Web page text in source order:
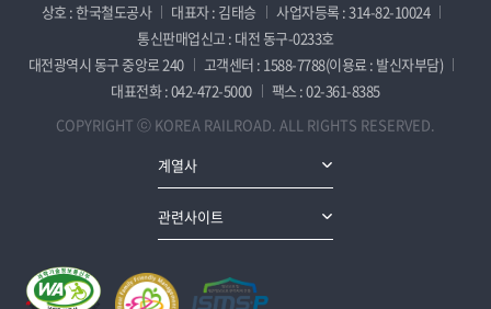
상호 : 한국철도공사 대표자 : 김태승
사업자등록 : 314-82-10024
통신판매업신고 : 대전 동구-0233호
대전광역시 동구 중앙로 240
고객센터 : 1588-7788(이용료 : 발신자부담)
대표전화 : 042-472-5000
팩스 : 02-361-8385
COPYRIGHT ⓒ KOREA RAILROAD. ALL RIGHTS RESERVED.
계열사
관련사이트